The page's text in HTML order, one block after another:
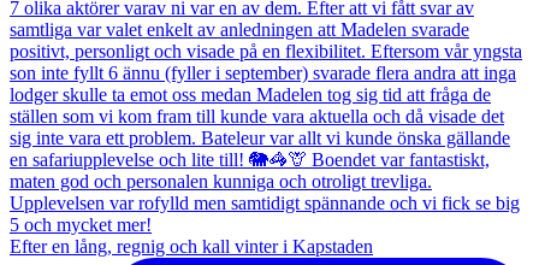
Efter en lång, regnig och kall vinter i Kapstaden